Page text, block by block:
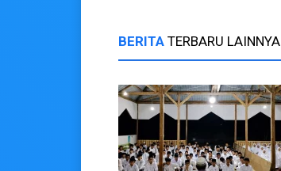
BERITA TERBARU LAINNYA